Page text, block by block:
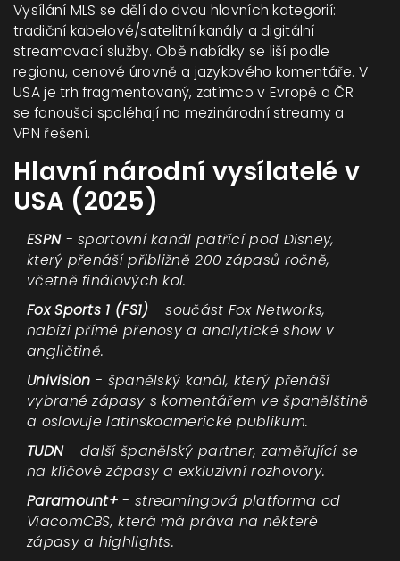
Vysílání MLS se dělí do dvou hlavních kategorií:
tradiční kabelové/satelitní kanály a digitální
streamovací služby. Obě nabídky se liší podle
regionu, cenové úrovně a jazykového komentáře. V
USA je trh fragmentovaný, zatímco v Evropě a ČR
se fanoušci spoléhají na mezinárodní streamy a
VPN řešení.
Hlavní národní vysílatelé v
USA (2025)
ESPN- sportovní kanál patřící pod Disney,
který přenáší přibližně 200 zápasů ročně,
včetně finálových kol.
Fox Sports 1 (FS1) - součást Fox Networks,
nabízí přímé přenosy a analytické show v
angličtině.
Univision - španělský kanál, který přenáší
vybrané zápasy s komentářem ve španělštině
a oslovuje latinskoamerické publikum.
TUDN- další španělský partner, zaměřující se
na klíčové zápasy a exkluzivní rozhovory.
Paramount+ - streamingová platforma od
ViacomCBS, která má práva na některé
zápasy a highlights.